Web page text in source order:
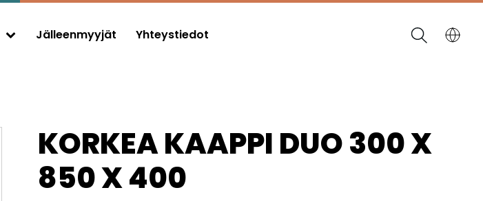
Jälleenmyyjät Yhteystiedot
KORKEA KAAPPI DUO 300 X
850 X 400